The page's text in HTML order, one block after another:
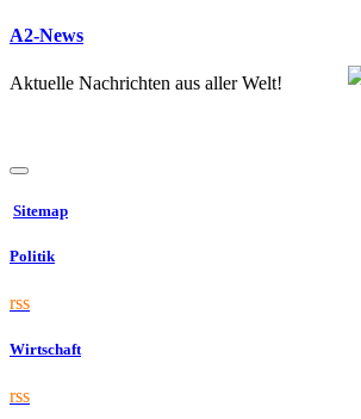
A2-News
Aktuelle Nachrichten aus aller Welt!
Sitemap
Politik
rss
Wirtschaft
rss